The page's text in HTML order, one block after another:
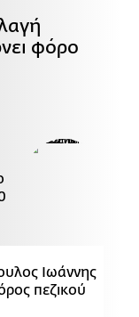
φόρο
Ιωάννης
πεζικού